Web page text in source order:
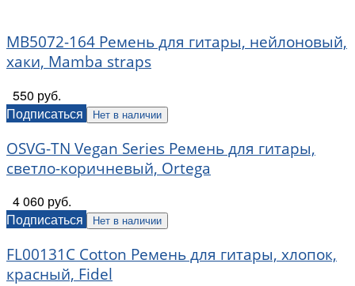
MB5072-164 Ремень для гитары, нейлоновый,
хаки, Mamba straps
550 руб.
Подписаться
Нет в наличии
OSVG-TN Vegan Series Ремень для гитары,
светло-коричневый, Ortega
4 060 руб.
Подписаться
Нет в наличии
FL00131C Cotton Ремень для гитары, хлопок,
красный, Fidel